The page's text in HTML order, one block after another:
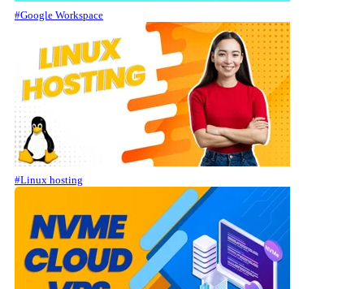
#Google Workspace
#Linux hosting